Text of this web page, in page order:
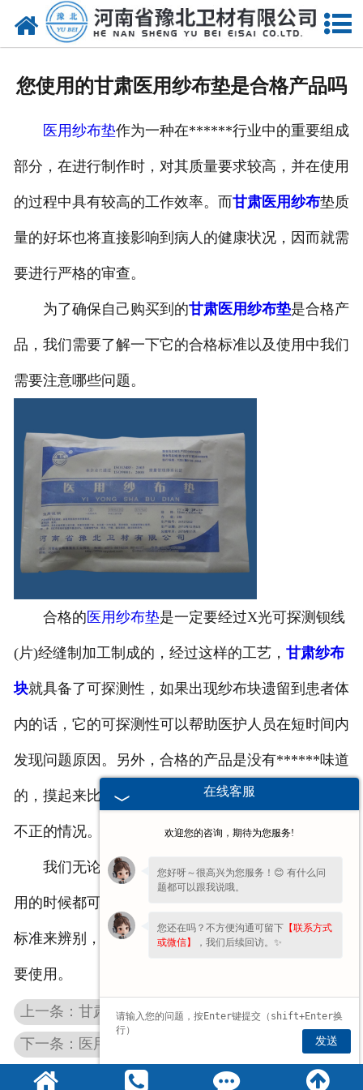
网站首页
厂房设备
联系我们
您使用的甘肃医用纱布垫是合格产品吗
医用纱布垫作为一种在******行业中的重要组成
部分，在进行制作时，对其质量要求较高，并在使用
的过程中具有较高的工作效率。而甘肃医用纱布垫质
量的好坏也将直接影响到病人的健康状况，因而就需
要进行严格的审查。
为了确保自己购买到的甘肃医用纱布垫是合格产
品，我们需要了解一下它的合格标准以及使用中我们
需要注意哪些问题。
合格的 医用纱布垫是一定要经过X光可探测钡线
(片)经缝制加工制成的，经过这样的工艺， 甘肃纱布
块就具备了可探测性，如果出现纱布块遗留到患者体
内的话，它的可探测性可以帮助医护人员在短时间内
发现问题原因。另外，合格的产品是没有******味道
的，摸起来比较柔软，绝对不会出现粗糙或者是颜色
不正的情况。
我们无论是在购买的时候，还是在******机构使
用的时候都可以根据上述提到的合格产品应该具有的
标准来辨别，如果发现医用纱布垫不合格的话坚决不
要使用。
上一条：甘肃医用碘伏棉签不一样的******和作用
下一条：医用防护服与隔离衣采购概念区分
在线客服
欢迎您的咨询，期待为您服务!
您好呀～很高兴为您服务！😊 有什么问
题都可以跟我说哦。
您还在吗？不方便沟通可留下 【联系方式
或微信】
，我们后续回访。✨
发送